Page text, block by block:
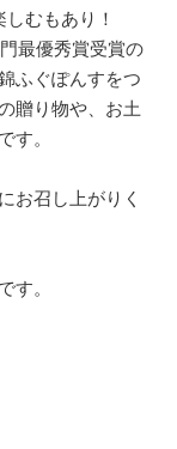
むもあり！
最優秀賞受賞の
ふぐぽんすをつ
贈り物や、お土
す。
お召し上がりく
す。